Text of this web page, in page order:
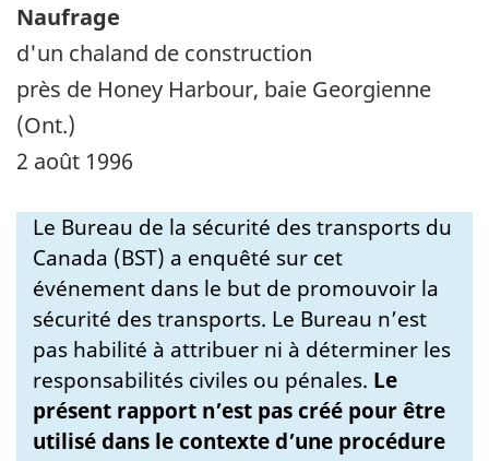
Naufrage
d'un chaland de construction
près de Honey Harbour, baie Georgienne
(Ont.)
2 août 1996
Le Bureau de la sécurité des transports du
Canada (BST) a enquêté sur cet
événement dans le but de promouvoir la
sécurité des transports. Le Bureau n’est
pas habilité à attribuer ni à déterminer les
responsabilités civiles ou pénales. Le
présent rapport n’est pas créé pour être
utilisé dans le contexte d’une procédure